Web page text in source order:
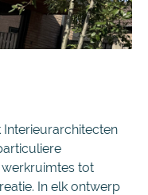
Interieurarchitecten
tot
In elk ontwerp